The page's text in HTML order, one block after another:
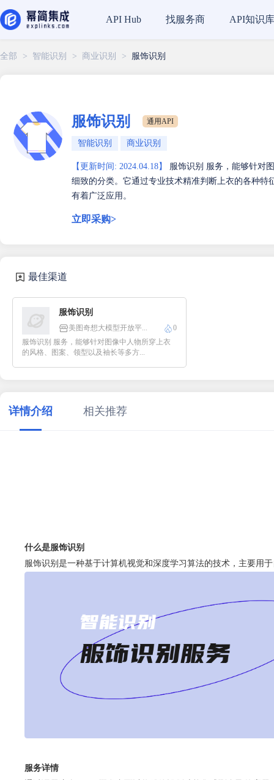
全部 > 智能识别 > 商业识别 > 服饰识别
服饰识别 通用API
智能识别 商业识别
【更新时间: 2024.04.18】
服饰识别 服务，能够针对
细致的分类。它通过专业技术精准判断上衣的各种
有着广泛应用。
立即采购>
最佳渠道
服饰识别
美图奇想大模型开放平...
0
服饰识别 服务，能够针对图像中人物所穿上衣
的风格、图案、领型以及袖长等多方...
详情介绍 相关推荐
什么是服饰识别
服饰识别是一种基于计算机视觉和深度学习算法的技术，主要用
服务详情
API Hub 找服务商 API知识库